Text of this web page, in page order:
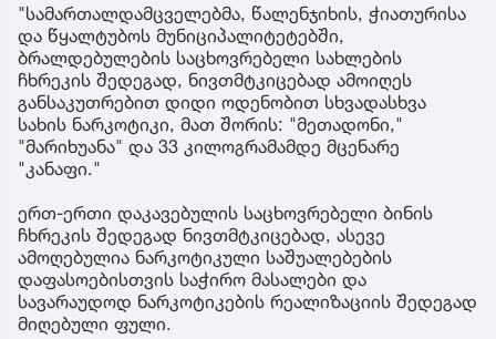
"სამართალდამცველებმა, წალენჯიხის, ჭიათურისა
და წყალტუბოს მუნიციპალიტეტებში,
ბრალდებულების საცხოვრებელი სახლების
ჩხრეკის შედეგად, ნივთმტკიცებად ამოიღეს
განსაკუთრებით დიდი ოდენობით სხვადასხვა
სახის ნარკოტიკი, მათ შორის: "მეთადონი,"
"მარიხუანა" და 33 კილოგრამამდე მცენარე
"კანაფი."
ერთ-ერთი დაკავებულის საცხოვრებელი ბინის
ჩხრეკის შედეგად ნივთმტკიცებად, ასევე
ამოღებულია ნარკოტიკული საშუალებების
დაფასოებისთვის საჭირო მასალები და
სავარაუდოდ ნარკოტიკების რეალიზაციის შედეგად
მიღებული ფული.